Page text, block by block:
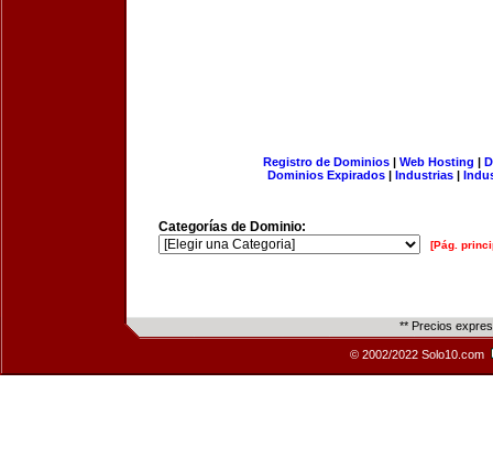
Registro de Dominios| Web Hosting |
Dominios Expirados | Industrias |
Categorías de Dominio:
[Pág.
** Precios
© 2002/2022 Solo10.com